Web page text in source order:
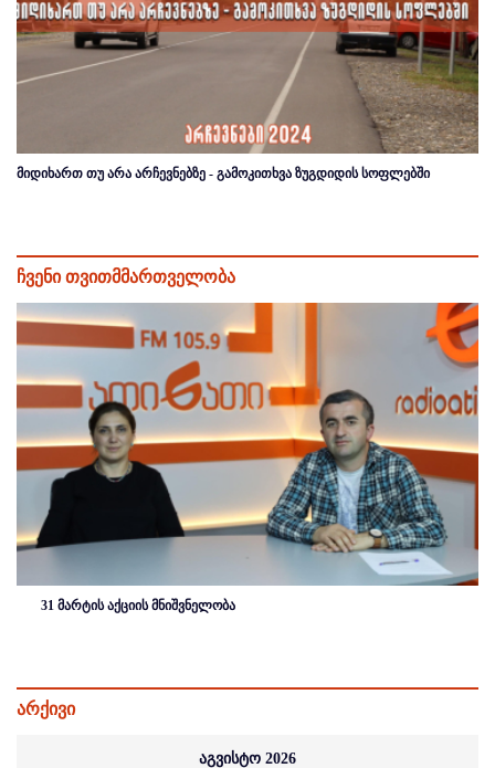
მიდიხართ თუ არა არჩევნებზე - გამოკითხვა ზუგდიდის სოფლებში
ჩვენი თვითმმართველობა
31 მარტის აქციის მნიშვნელობა
არქივი
აგვისტო 2026